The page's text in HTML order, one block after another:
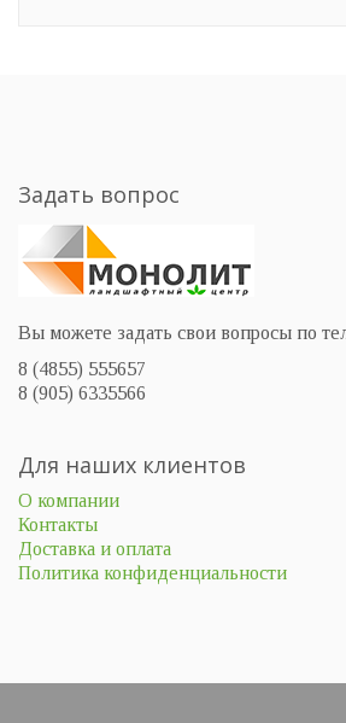
Задать вопрос
Вы можете задать свои вопросы по
8 (4855) 555657
8 (905) 6335566
Для наших клиентов
О компании
Контакты
Доставка и оплата
Политика конфиденциальности